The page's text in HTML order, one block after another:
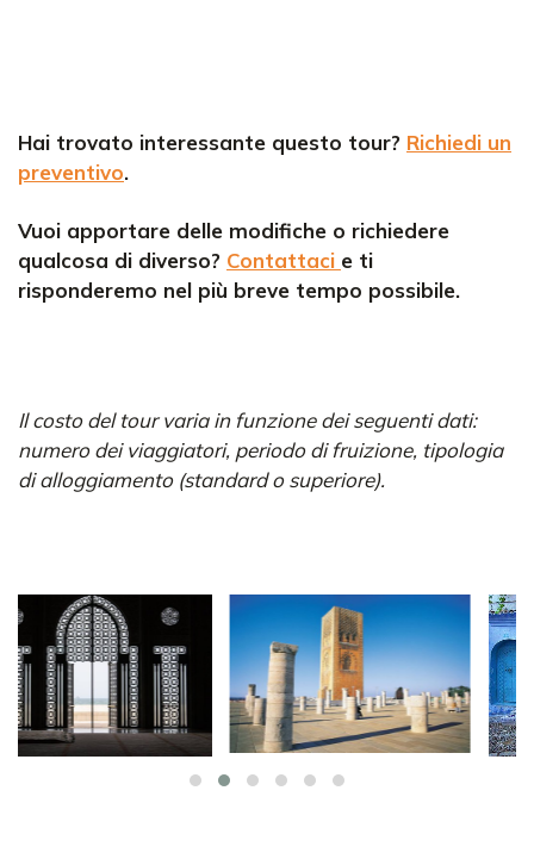
Hai trovato interessante questo tour? Richiedi un
preventivo.
Vuoi apportare delle modifiche o richiedere
qualcosa di diverso? Contattaci e ti
risponderemo nel più breve tempo possibile.
Il costo del tour varia in funzione dei seguenti dati:
numero dei viaggiatori, periodo di fruizione, tipologia
di alloggiamento (standard o superiore).